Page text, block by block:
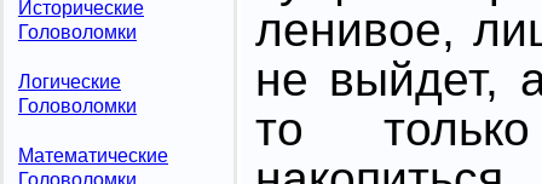
Исторические
Головоломки
Логические
Головоломки
Математические
ленивое,
не выйдет,
то